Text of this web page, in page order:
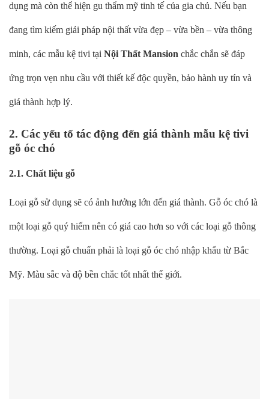
dụng mà còn thể hiện gu thẩm mỹ tinh tế của gia chủ. Nếu bạn
đang tìm kiếm giải pháp nội thất vừa đẹp – vừa bền – vừa thông
minh, các mẫu kệ tivi tại Nội Thất Mansion chắc chắn sẽ đáp
ứng trọn vẹn nhu cầu với thiết kế độc quyền, bảo hành uy tín và
giá thành hợp lý.
2. Các yếu tố tác động đến giá thành mẫu kệ tivi
gỗ óc chó
2.1. Chất liệu gỗ
Loại gỗ sử dụng sẽ có ảnh hưởng lớn đến giá thành. Gỗ óc chó là
một loại gỗ quý hiếm nên có giá cao hơn so với các loại gỗ thông
thường. Loại gỗ chuẩn phải là loại gỗ óc chó nhập khẩu từ Bắc
Mỹ. Màu sắc và độ bền chắc tốt nhất thế giới.